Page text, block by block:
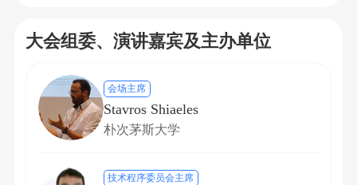
大会组委、演讲嘉宾及主办单位
会场主席
Stavros Shiaeles
朴次茅斯大学
技术程序委员会主席